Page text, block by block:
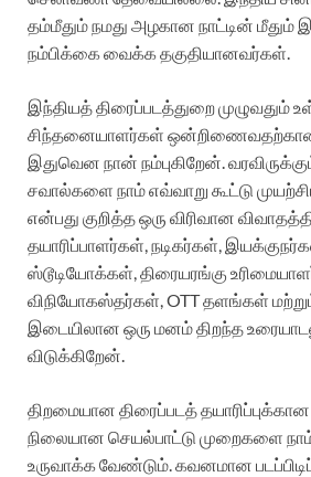
தம்மீதும் நமது அழகான நாட்டின் மீதும்
நம்பிக்கை வைக்க தகுதியானவர்கள்.
இந்தியத் திரைப்படத்துறை முழுவதும்
சிந்தனையாளர்கள்
இதுவென நான் நம்புகிறேன்.
சவால்களை நாம் எவ்வாறு கூட்டு
என்பது குறித்த ஒரு விரிவான
தயாரிப்பாளர்கள், நடிகர்கள்,
ஸ்டூடியோக்கள், திரையரங்கு
விநியோகஸ்தர்கள், OTT தளங்கள்
இடையிலான ஒரு மனம் திறந்த
விடுக்கிறேன்.
திறமையான திரைப்படத்
நிலையான செயல்பாட்டு முறைகளை
உருவாக்க வேண்டும். கவனமான